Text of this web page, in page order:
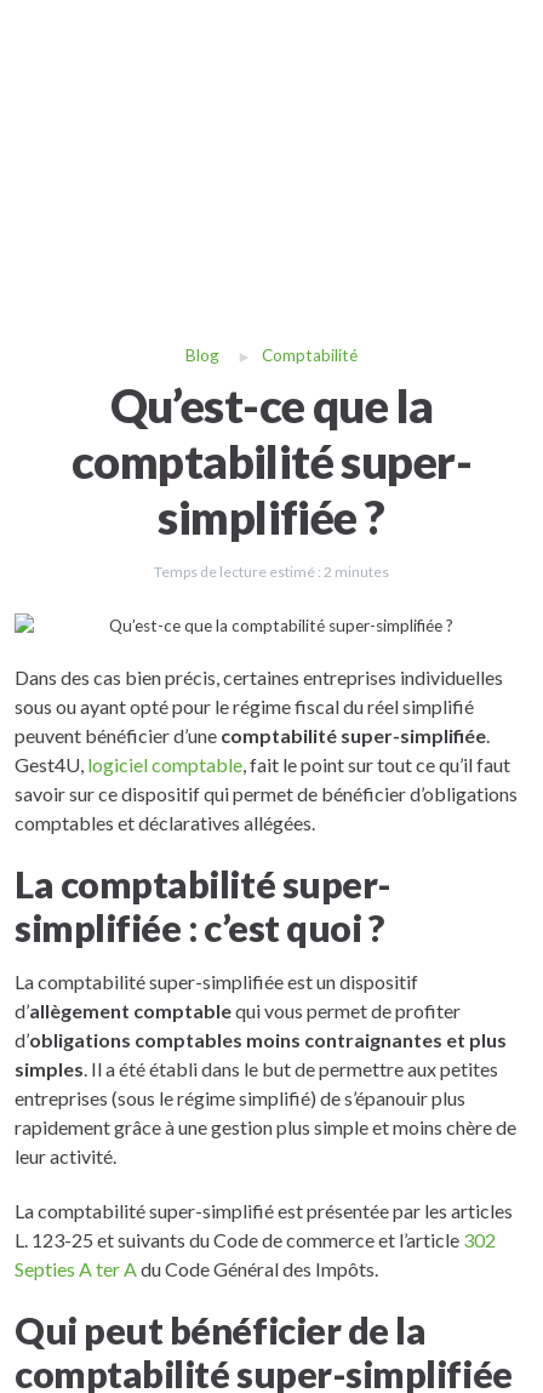
Blog Comptabilité
Qu’est-ce que la
comptabilité super-
simplifiée ?
Temps de lecture estimé : 2 minutes
Dans des cas bien précis, certaines entreprises individuelles
sous ou ayant opté pour le régime fiscal du réel simplifié
peuvent bénéficier d’une comptabilité super-simplifiée.
Gest4U, logiciel comptable, fait le point sur tout ce qu’il faut
savoir sur ce dispositif qui permet de bénéficier d’obligations
comptables et déclaratives allégées.
La comptabilité super-
simplifiée : c’est quoi ?
La comptabilité super-simplifiée est un dispositif
d’allègement comptablequi vous permet de profiter
d’obligations comptables moins contraignantes et plus
simples. Il a été établi dans le but de permettre aux petites
entreprises (sous le régime simplifié) de s’épanouir plus
rapidement grâce à une gestion plus simple et moins chère de
leur activité.
La comptabilité super-simplifié est présentée par les articles
L. 123-25 et suivants du Code de commerce et l’article 302
Septies A ter Adu Code Général des Impôts.
Qui peut bénéficier de la
comptabilité super-simplifiée